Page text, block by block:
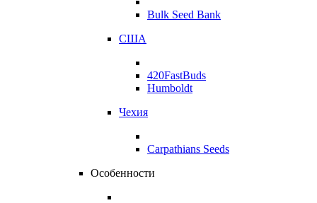
Bulk Seed Bank
США
420FastBuds
Humboldt
Чехия
Carpathians Seeds
Особенности